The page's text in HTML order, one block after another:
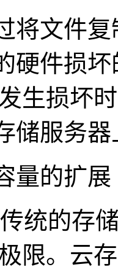
文件复
硬件损
生损坏
储服务
的扩展
的存储
限。云